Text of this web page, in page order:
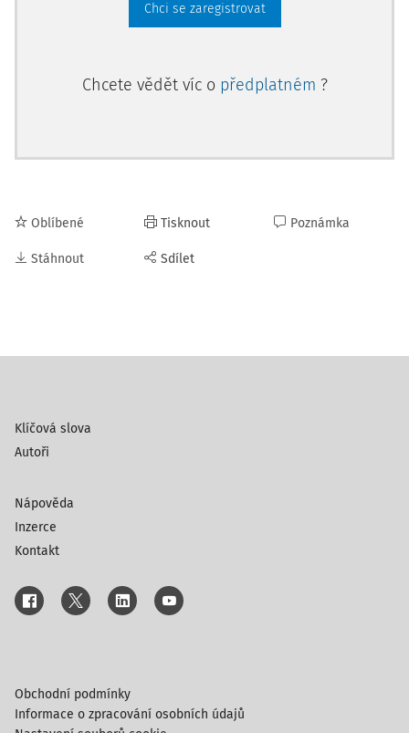
Chci se zaregistrovat
Chcete vědět víc o předplatném ?
Oblíbené
Stáhnout
Tisknout
Sdílet
Poznámka
Klíčová slova
Autoři
Nápověda
Inzerce
Kontakt
Obchodní podmínky
Informace o zpracování osobních údajů